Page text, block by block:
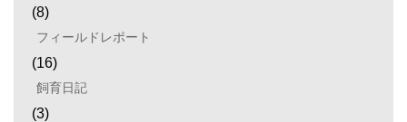
(8)
フィールドレポート
(16)
飼育日記
(3)